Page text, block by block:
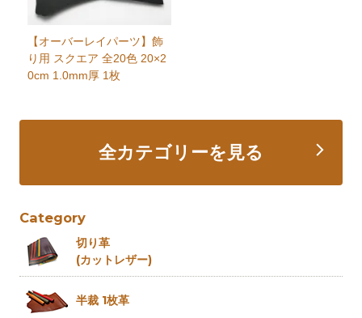
【オーバーレイパーツ】飾
り用 スクエア 全20色 20×2
0cm 1.0mm厚 1枚
全カテゴリーを見る
Category
切り革
(カットレザー)
半裁 1枚革